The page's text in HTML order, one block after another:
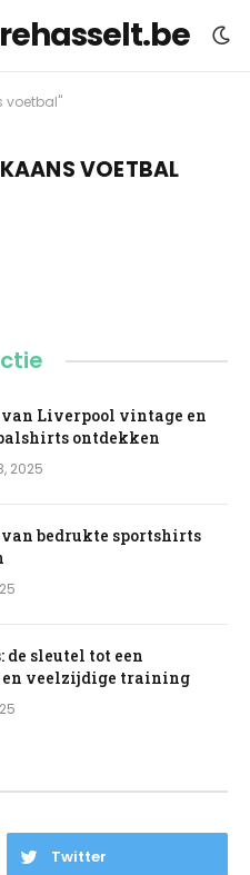
voetbal"
VOETBAL
van Liverpool vintage en
ontdekken
2025
van bedrukte sportshirts
sleutel tot een
en veelzijdige training
Twitter